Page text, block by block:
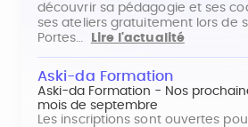
découvrir sa pédagogie et ses
ses ateliers gratuitement lors de
Portes…
Lire l'actualité
Aski-da Formation
Aski-da Formation - Nos
mois de septembre
Les inscriptions sont ouvertes